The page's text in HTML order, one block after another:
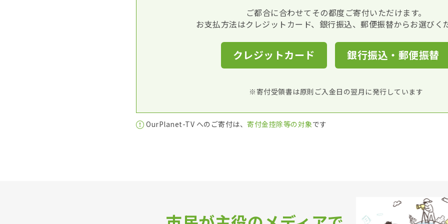
ご都合に合わせてその都度ご寄付いただけます。
お支払方法はクレジットカード、銀行振込、郵便振替からお選びく
クレジットカード 銀行振込・郵便振替
※寄付受領書は原則ご入金日の翌月に発行しています
OurPlanet-TV へのご寄付は、 寄付金控除等の対象です